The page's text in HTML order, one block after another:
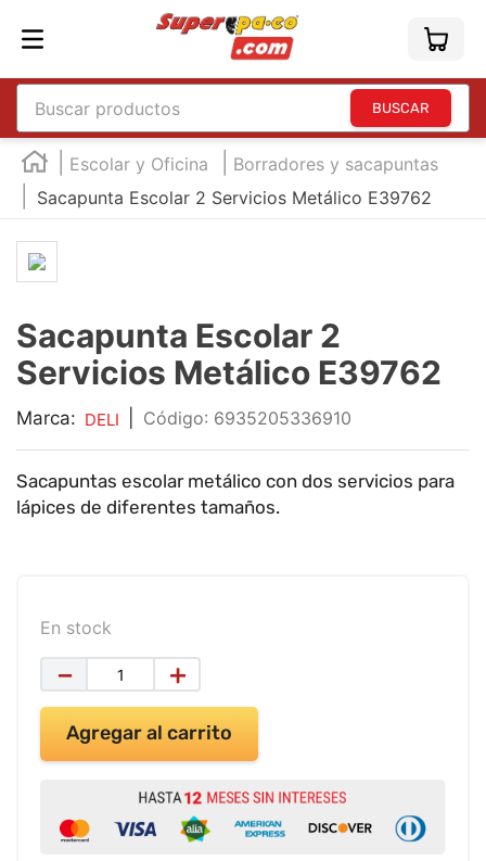
Buscar productos
Escolar y Oficina
Borradores y sacapuntas
Sacapunta Escolar 2 Servicios Metálico E39762
Sacapunta Escolar 2
Servicios Metálico E39762
Marca: DELI : 6935205336910
Sacapuntas escolar metálico con dos servicios para
lápices de diferentes tamaños.
En stock
＋
－
Agregar al carrito
TÉRMINOS MÁS BUSCADOS
1.
england
2.
marcador e300
3
5.
mouse
6.
marcadores
7.
audifonos
8.
teclado
9.
impresora